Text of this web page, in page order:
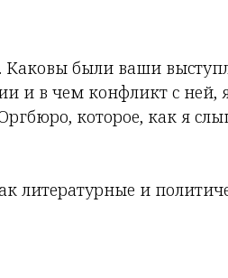
Каковы были ваши
и в чем конфликт с ней,
которое, как я
литературные и